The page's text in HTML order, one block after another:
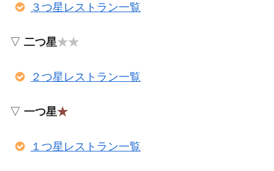
３つ星レストラン一覧
▽ 二つ星★★
２つ星レストラン一覧
▽ 一つ星★
１つ星レストラン一覧